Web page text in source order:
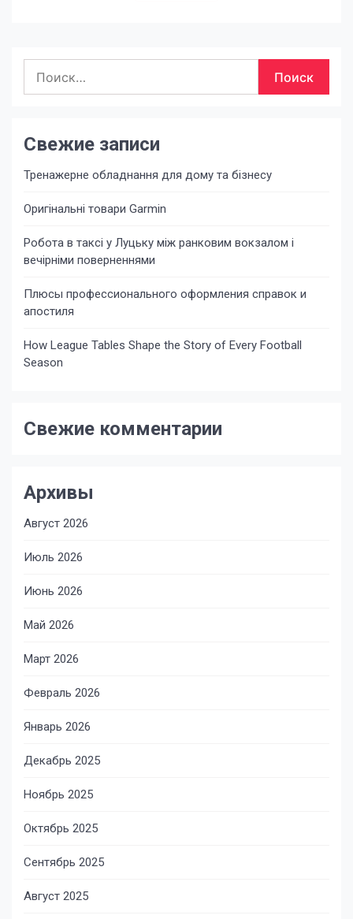
[…]
Свежие записи
Тренажерне обладнання для дому та бізнесу
Оригінальні товари Garmin
Робота в таксі у Луцьку між ранковим вокзалом і
вечірніми поверненнями
Плюсы профессионального оформления справок и
апостиля
How League Tables Shape the Story of Every Football
Season
Свежие комментарии
Архивы
Август 2026
Июль 2026
Июнь 2026
Май 2026
Март 2026
Февраль 2026
Январь 2026
Декабрь 2025
Ноябрь 2025
Октябрь 2025
Сентябрь 2025
Август 2025